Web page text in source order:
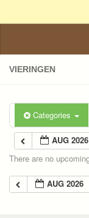
VIERINGEN
Categories
AUG 2026
There are no
AUG 2026